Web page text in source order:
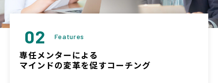
02 Features
専任メンターによる
マインドの変革を促すコーチング